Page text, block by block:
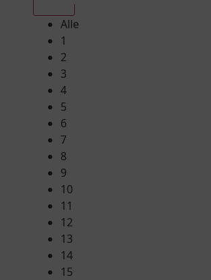
Alle
1
2
3
4
5
6
7
8
9
10
11
12
13
14
15